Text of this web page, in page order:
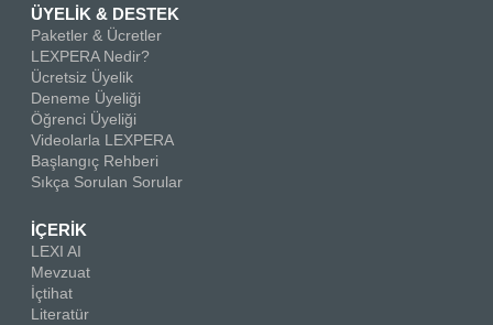
ÜYELİK & DESTEK
Paketler & Ücretler
LEXPERA Nedir?
Ücretsiz Üyelik
Deneme Üyeliği
Öğrenci Üyeliği
Videolarla LEXPERA
Başlangıç Rehberi
Sıkça Sorulan Sorular
İÇERİK
LEXI AI
Mevzuat
İçtihat
Literatür